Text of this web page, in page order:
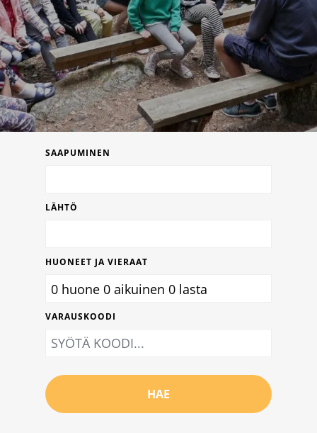
Leirikoulut Majoitustilat
SAAPUMINEN
LÄHTÖ
HUONEET JA VIERAAT
0 huone 0 aikuinen 0 lasta
VARAUSKOODI
HAE